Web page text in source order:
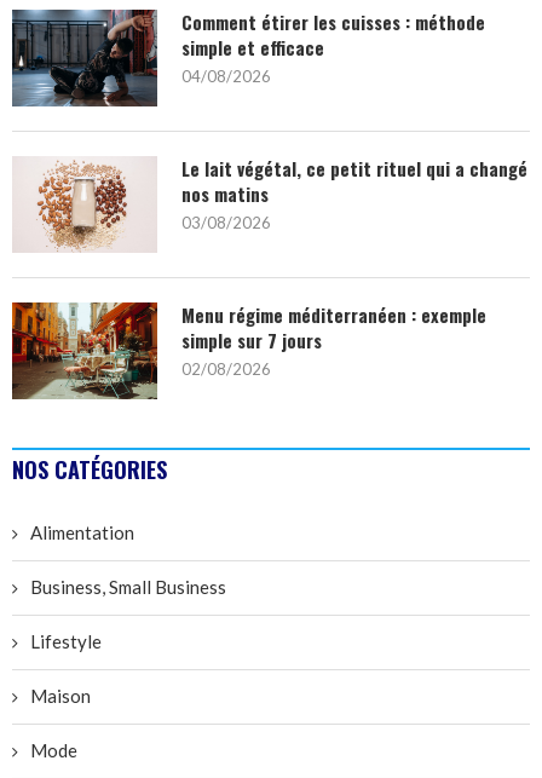
Comment étirer les cuisses : méthode
simple et efficace
04/08/2026
Le lait végétal, ce petit rituel qui a changé
nos matins
03/08/2026
Menu régime méditerranéen : exemple
simple sur 7 jours
02/08/2026
NOS CATÉGORIES
Alimentation
Business, Small Business
Lifestyle
Maison
Mode